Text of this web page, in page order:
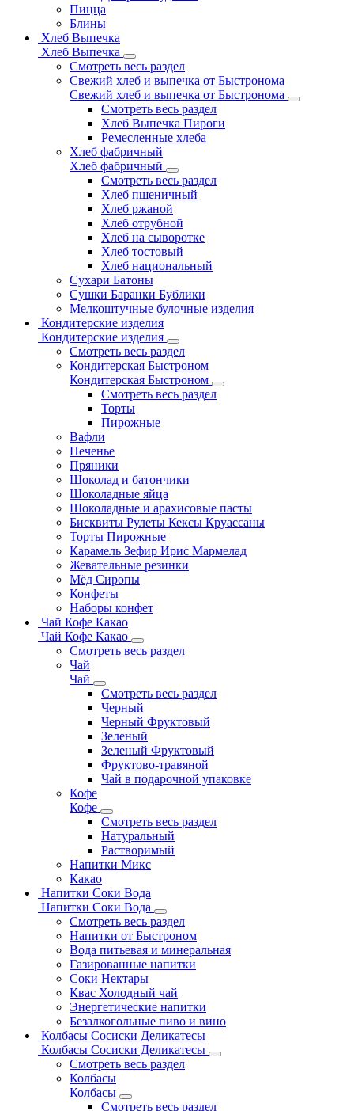
Пицца
Блины
Хлеб Выпечка
Хлеб Выпечка
Смотреть весь раздел
Свежий хлеб и выпечка от Быстронома
Свежий хлеб и выпечка от Быстронома
Смотреть весь раздел
Хлеб Выпечка Пироги
Ремесленные хлеба
Хлеб фабричный
Хлеб фабричный
Смотреть весь раздел
Хлеб пшеничный
Хлеб ржаной
Хлеб отрубной
Хлеб на сыворотке
Хлеб тостовый
Хлеб национальный
Сухари Батоны
Сушки Баранки Бублики
Мелкоштучные булочные изделия
Кондитерские изделия
Кондитерские изделия
Смотреть весь раздел
Кондитерская Быстроном
Кондитерская Быстроном
Смотреть весь раздел
Торты
Пирожные
Вафли
Печенье
Пряники
Шоколад и батончики
Шоколадные яйца
Шоколадные и арахисовые пасты
Бисквиты Рулеты Кексы Круассаны
Торты Пирожные
Карамель Зефир Ирис Мармелад
Жевательные резинки
Мёд Сиропы
Конфеты
Наборы конфет
Чай Кофе Какао
Чай Кофе Какао
Смотреть весь раздел
Чай
Чай
Смотреть весь раздел
Черный
Черный Фруктовый
Зеленый
Зеленый Фруктовый
Фруктово-травяной
Чай в подарочной упаковке
Кофе
Кофе
Смотреть весь раздел
Натуральный
Растворимый
Напитки Микс
Какао
Напитки Соки Вода
Напитки Соки Вода
Смотреть весь раздел
Напитки от Быстроном
Вода питьевая и минеральная
Газированные напитки
Соки Нектары
Квас Холодный чай
Энергетические напитки
Безалкогольные пиво и вино
Колбасы Сосиски Деликатесы
Колбасы Сосиски Деликатесы
Смотреть весь раздел
Колбасы
Колбасы
Смотреть весь раздел